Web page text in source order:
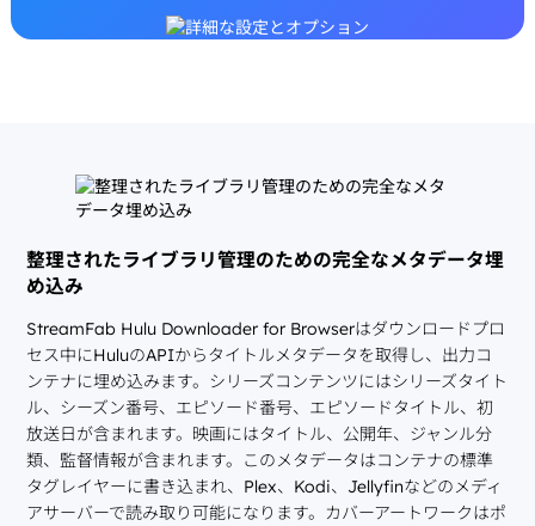
整理されたライブラリ管理のための完全なメタデータ埋
め込み
StreamFab Hulu Downloader for Browserはダウンロードプロ
セス中にHuluのAPIからタイトルメタデータを取得し、出力コ
ンテナに埋め込みます。シリーズコンテンツにはシリーズタイト
ル、シーズン番号、エピソード番号、エピソードタイトル、初
放送日が含まれます。映画にはタイトル、公開年、ジャンル分
類、監督情報が含まれます。このメタデータはコンテナの標準
タグレイヤーに書き込まれ、Plex、Kodi、Jellyfinなどのメディ
アサーバーで読み取り可能になります。カバーアートワークはポ